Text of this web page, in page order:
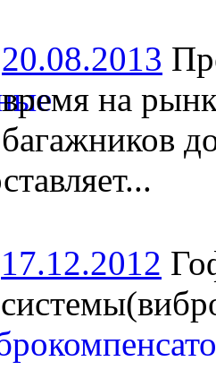
20.08.2013
время на
багажников
17.12.2012